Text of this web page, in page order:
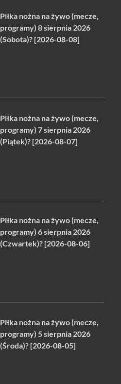
Piłka nożna na żywo (mecze,
programy) 8 sierpnia 2026
(Sobota)? [2026-08-08]
Piłka nożna na żywo (mecze,
programy) 7 sierpnia 2026
(Piątek)? [2026-08-07]
Piłka nożna na żywo (mecze,
programy) 6 sierpnia 2026
(Czwartek)? [2026-08-06]
Piłka nożna na żywo (mecze,
programy) 5 sierpnia 2026
(Środa)? [2026-08-05]